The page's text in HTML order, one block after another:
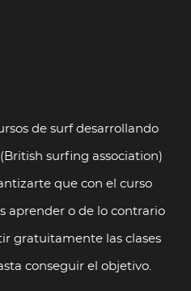
de surf desarrollando
surfing association)
que con el curso
aprender o de lo contrario
gratuitamente las clases
conseguir el objetivo.